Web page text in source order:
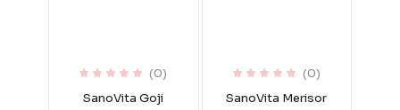
(0)
SanoVita Goji
(0)
SanoVita Merisor